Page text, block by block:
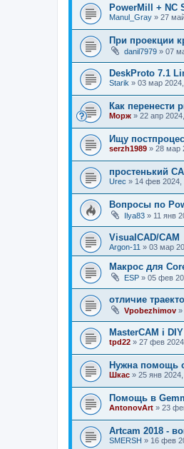
PowerMill + NC
Manul_Gray » 27
При проекции
danil7979 » 07
DeskProto 7.1
Starik » 03 мар
Как перенести
Морж » 22 апр
Ищу
serzh1989 » 28 мар
простенький
Urec » 14 фев 2024,
Вопросы по
Ilya83 » 11 янв
VisualCAD/CAM
Argon-11 » 03 мар
Макрос для
ESP » 05 фев
отличие
Vpobezhimov »
MasterCAM i
tpd22 » 27 фев
Нужна помощь
Шкас » 25 янв
Помощь в
AntonovArt » 23
Artcam 2018 -
SMERSH » 16 фев